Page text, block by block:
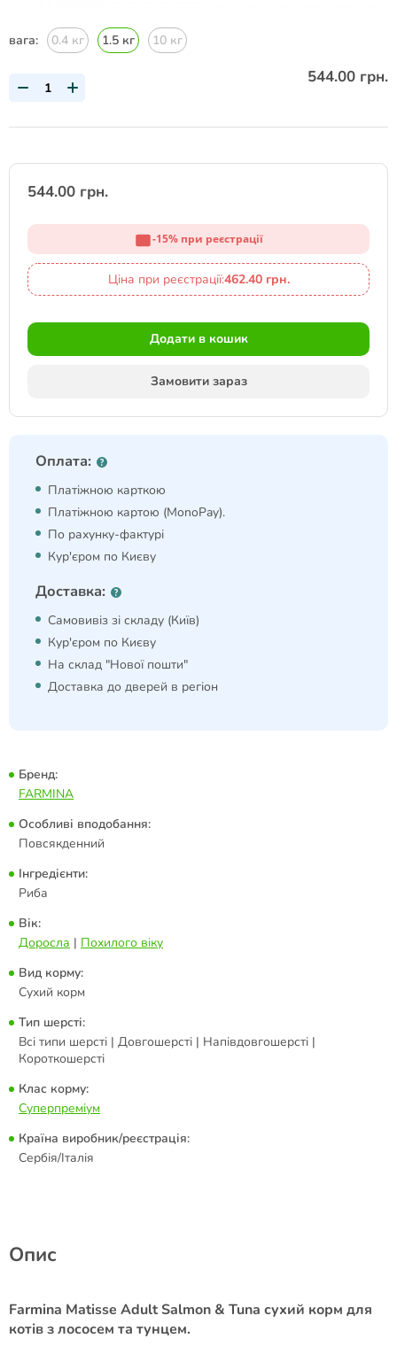
вага: 0.4 кг 1.5 кг 10 кг
544.00 грн.
544.00 грн.
-15% при реєстрації
Ціна при реєстрації:462.40 грн.
Додати в кошик
Замовити зараз
Оплата:
Платіжною карткою
Платіжною картою (MonoPay).
По рахунку-фактурі
Кур'єром по Києву
Доставка:
Самовивіз зі складу (Київ)
Кур'єром по Києву
На склад "Нової пошти"
Доставка до дверей в регіон
Бренд:
FARMINA
Особливі вподобання:
Повсякденний
Інгредієнти:
Риба
Вік:
Доросла | Похилого віку
Вид корму:
Сухий корм
Тип шерсті:
Всі типи шерсті | Довгошерсті | Напівдовгошерсті |
Короткошерсті
Клас корму:
Суперпреміум
Країна виробник/реєстрація:
Сербія/Італія
Опис
Farmina Matisse Adult Salmon & Tuna сухий корм для
котів з лососем та тунцем.